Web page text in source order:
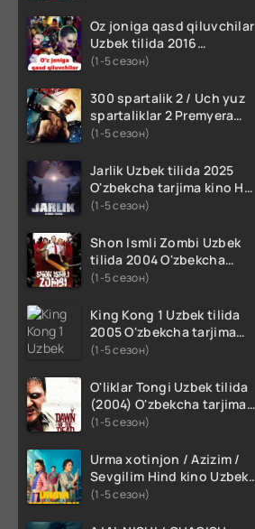
qismlari o'zbek tilida
Oz joniga qasd qiluvchilar
Uzbek tilida 2016
O'zbekcha tarjima kino
(1-5 сезон)
300 spartalik 2 / Uch yuz
spartaliklar 2 Premyera
Uzbek tilida 2013
skachat
(1-5 сезон)
Jarlik Uzbek tilida 2025
O'zbekcha tarjima kino HD
skachat
(1-5 сезон)
Shon Ismli Zombi Uzbek
tilida 2004 O'zbekcha
tarjima kino HD skachat
(1-5 сезон)
King Kong 1 Uzbek tilida
2005 O'zbekcha tarjima
kino HD skachat
(1-5 сезон)
O'liklar Tongi Uzbek tilida
(2004) O'zbekcha tarjima
kino HD skachat
(1-5 сезон)
Urma xotinjon / Azizim /
Sevgilim Hind kino Uzbek
tilida 2022 O'zbekcha
(1-5 сезон)